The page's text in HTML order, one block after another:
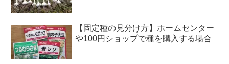
【固定種の見分け方】ホームセンター
や100円ショップで種を購入する場合